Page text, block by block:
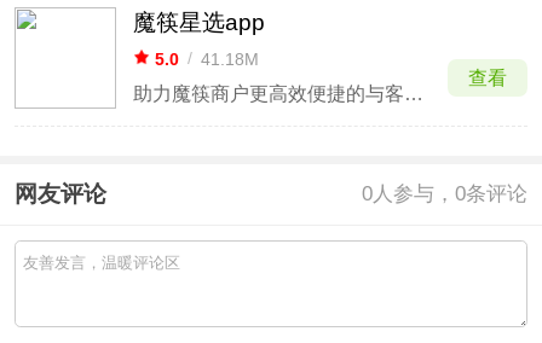
魔筷星选app
5.0 / 41.18M
助力魔筷商户更高效便捷的与客户沟通
查看
网友评论 0人参与，0条评论